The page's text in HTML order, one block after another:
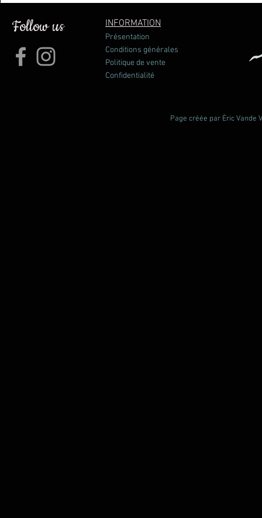
Follow us INFORMATION
Présentation
Conditions générales
Politique de vente
Confidentialité
Page créée par Èric Vande